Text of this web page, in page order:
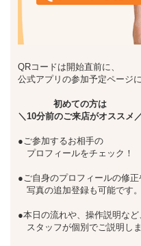
QRコードは開始直前に、
公式アプリの参加予定ページ
初めての方は
＼10分前のご来店がオススメ
●ご参加するお相手の
プロフィールをチェック！
●ご自身のプロフィールの修正
写真の追加登録も可能です。
●本日の流れや、操作説明など
スタッフが個別でご説明しま